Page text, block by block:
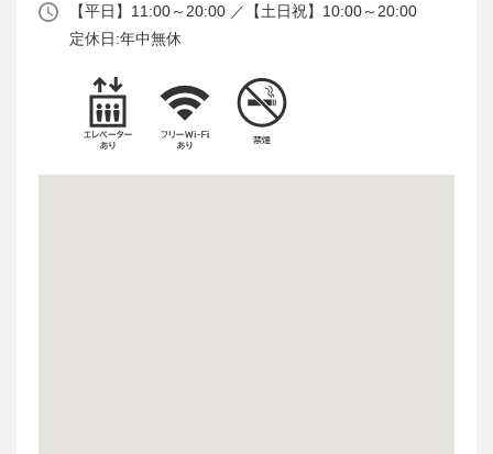
【平日】11:00～20:00 ／【土日祝】10:00～20:00
定休日:年中無休